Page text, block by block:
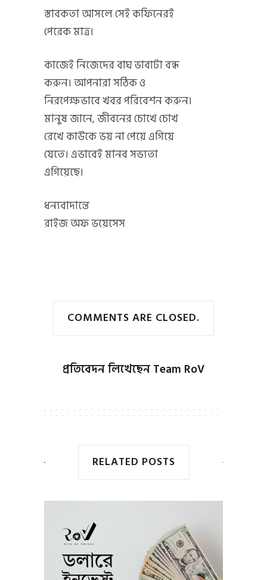
স্তাবকতা আসলে সেই কফিনেরই
পেরেক মাত্র।
কাজেই নিজেদের বাঘ ভাবাটা বন্ধ
করুন। আপনারা সঠিক ও
নিরপেক্ষভাবে খবর পরিবেশন করুন।
মানুষ জানে, জীবনের চোখে চোখ
রেখে কাউকে ভয় না পেয়ে এগিয়ে
যেতে। এভাবেই মানব সভ্যতা
এগিয়েছে।
ধন্যবাদান্তে
রাইজ অফ ভয়েসেস
COMMENTS ARE CLOSED.
প্রতিবেদন লিখেছেনTeam RoV
RELATED POSTS